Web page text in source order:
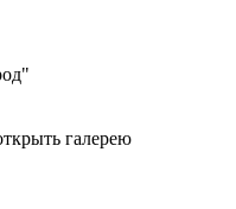
галерею